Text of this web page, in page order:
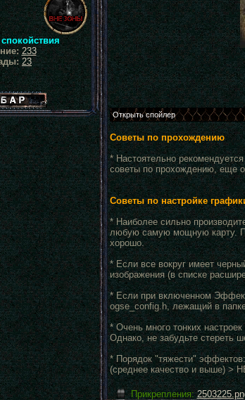
Советы по прохождению
* Настоятельно
советы по прохождению, еще
Советы по настройке
* Наиболее сильно
любую самую мощную карту.
хорошо.
* Если все вокруг имеет
изображения (в списке
* Если при включенном
ogse_config.h, лежащий в
* Очень много тонких
Однако, не забудьте стереть
* Порядок "тяжести"
(среднее качество и выше) >
Прикрепления:
233
23